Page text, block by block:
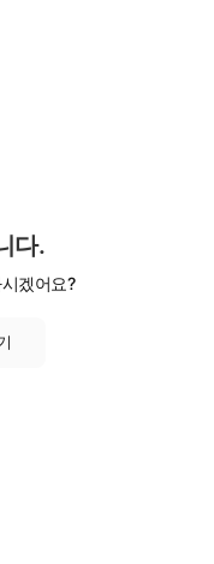
다.
겠어요?